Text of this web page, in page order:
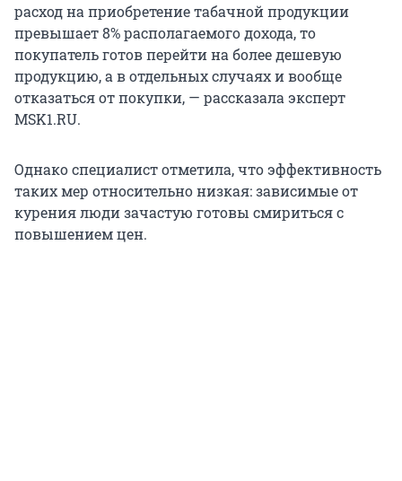
расход на приобретение табачной продукции
превышает 8% располагаемого дохода, то
покупатель готов перейти на более дешевую
продукцию, а в отдельных случаях и вообще
отказаться от покупки, — рассказала эксперт
MSK1.RU.
Однако специалист отметила, что эффективность
таких мер относительно низкая: зависимые от
курения люди зачастую готовы смириться с
повышением цен.